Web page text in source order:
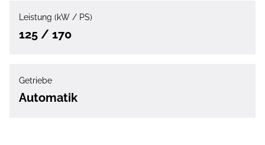
Leistung (kW / PS)
125 / 170
Getriebe
Automatik